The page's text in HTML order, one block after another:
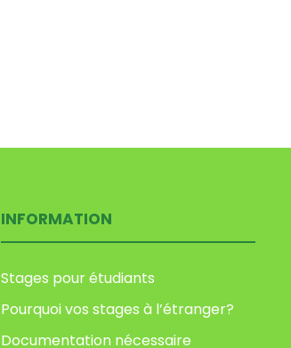
INFORMATION
Stages pour étudiants
Pourquoi vos stages à l’étranger?
Documentation nécessaire